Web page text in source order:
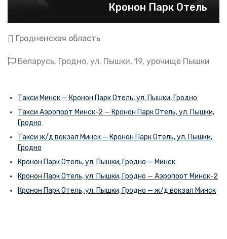
Кронон Парк Отель
Гродненская область
Беларусь, Гродно, ул. Пышки, 19, урочище Пышки
Такси Минск — Кронон Парк Отель, ул. Пышки, Гродно
Такси Аэропорт Минск-2 — Кронон Парк Отель, ул. Пышки,
Гродно
Такси ж/д вокзал Минск — Кронон Парк Отель, ул. Пышки,
Гродно
Кронон Парк Отель, ул. Пышки, Гродно — Минск
Кронон Парк Отель, ул. Пышки, Гродно — Аэропорт Минск-2
Кронон Парк Отель, ул. Пышки, Гродно — ж/д вокзал Минск